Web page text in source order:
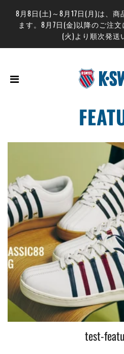
8月8日(土)～8月17日(月)は、
ます。8月7日(金)以降のご注
(火)より順次発送
test-